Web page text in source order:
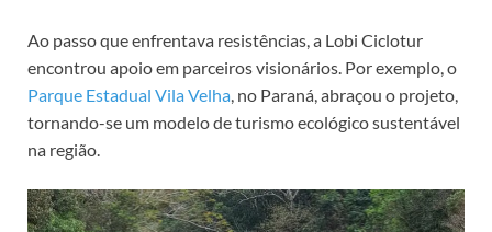
Ao passo que enfrentava resistências, a Lobi Ciclotur
encontrou apoio em parceiros visionários. Por exemplo, o
Parque Estadual Vila Velha, no Paraná, abraçou o projeto,
tornando-se um modelo de turismo ecológico sustentável
na região.